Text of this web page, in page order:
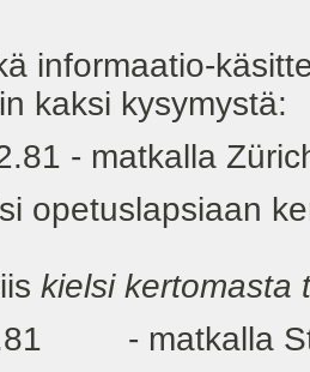
kaksi kysymystä:
- matkalla
opetuslapsiaan
kielsi kertomasta
- matkalla